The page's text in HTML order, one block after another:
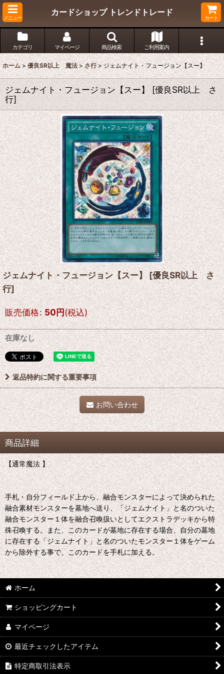
メニュー
カードショップ トレンドトレード
カート
カテゴリ マイページ 商品検索 ご利用案内
ホーム > 優良SR以上 魔法 > さ行 > ジェムナイト・フュージョン【スー】
ジェムナイト・フュージョン【スー】 [優良SR以上 さ
行]
ジェムナイト・フュージョン【スー】 [優良SR以上 さ
行]
販売価格: 50円(税込)
在庫なし
返品特約に関する重要事項
お問い合わせ
商品詳細
【通常魔法 】
手札・自分フィールド上から、融合モンスターによって決められた
融合素材モンスターを墓地へ送り、「ジェムナイト」と名のついた
融合モンスター１体を融合召喚扱いとしてエクストラデッキから特
殊召喚する。また、このカードが墓地に存在する場合、自分の墓地
に存在する「ジェムナイト」と名のついたモンスター１体をゲーム
から除外する事で、このカードを手札に加える。
ホーム
ショッピングカート
マイページ
最近チェックしたアイテム
特定商取引法表示